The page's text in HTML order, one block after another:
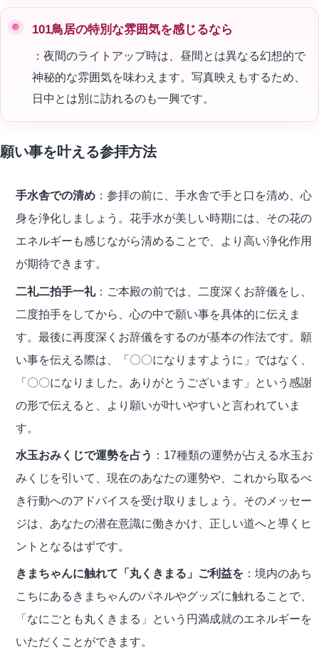
101鳥居の特別な雰囲気を感じるなら
：夜間のライトアップ時は、昼間とは異なる幻想的で
神秘的な雰囲気を味わえます。写真映えもするため、
日中とは別に訪れるのも一興です。
願い事を叶える参拝方法
手水舎での清め ：参拝の前に、手水舎で手と口を清め、心
身を浄化しましょう。花手水が美しい時期には、その花の
エネルギーも感じながら清めることで、より高い浄化作用
が期待できます。
二礼二拍手一礼：ご本殿の前では、二度深くお辞儀をし、
二度拍手をしてから、心の中で願い事を具体的に伝えま
す。最後に再度深くお辞儀をするのが基本の作法です。願
い事を伝える際は、「〇〇になりますように」ではなく、
「〇〇になりました。ありがとうございます」という感謝
の形で伝えると、より願いが叶いやすいと言われていま
す。
水玉おみくじで運勢を占う ：17種類の運勢が占える水玉お
みくじを引いて、現在のあなたの運勢や、これから取るべ
き行動へのアドバイスを受け取りましょう。そのメッセー
ジは、あなたの潜在意識に働きかけ、正しい道へと導くヒ
ントとなるはずです。
きまちゃんに触れて「丸くきまる」ご利益を ：境内のあち
こちにあるきまちゃんのパネルやグッズに触れることで、
「なにごとも丸くきまる」という円満成就のエネルギーを
いただくことができます。